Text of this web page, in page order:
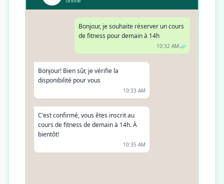
Bonjour, je souhaite réserver un cours
de fitness pour demain à 14h
10:32 AM
Bonjour! Bien sûr, je vérifie la
disponibilité pour vous
10:33 AM
C'est confirmé, vous êtes inscrit au
cours de fitness de demain à 14h. À
bientôt!
10:35 AM